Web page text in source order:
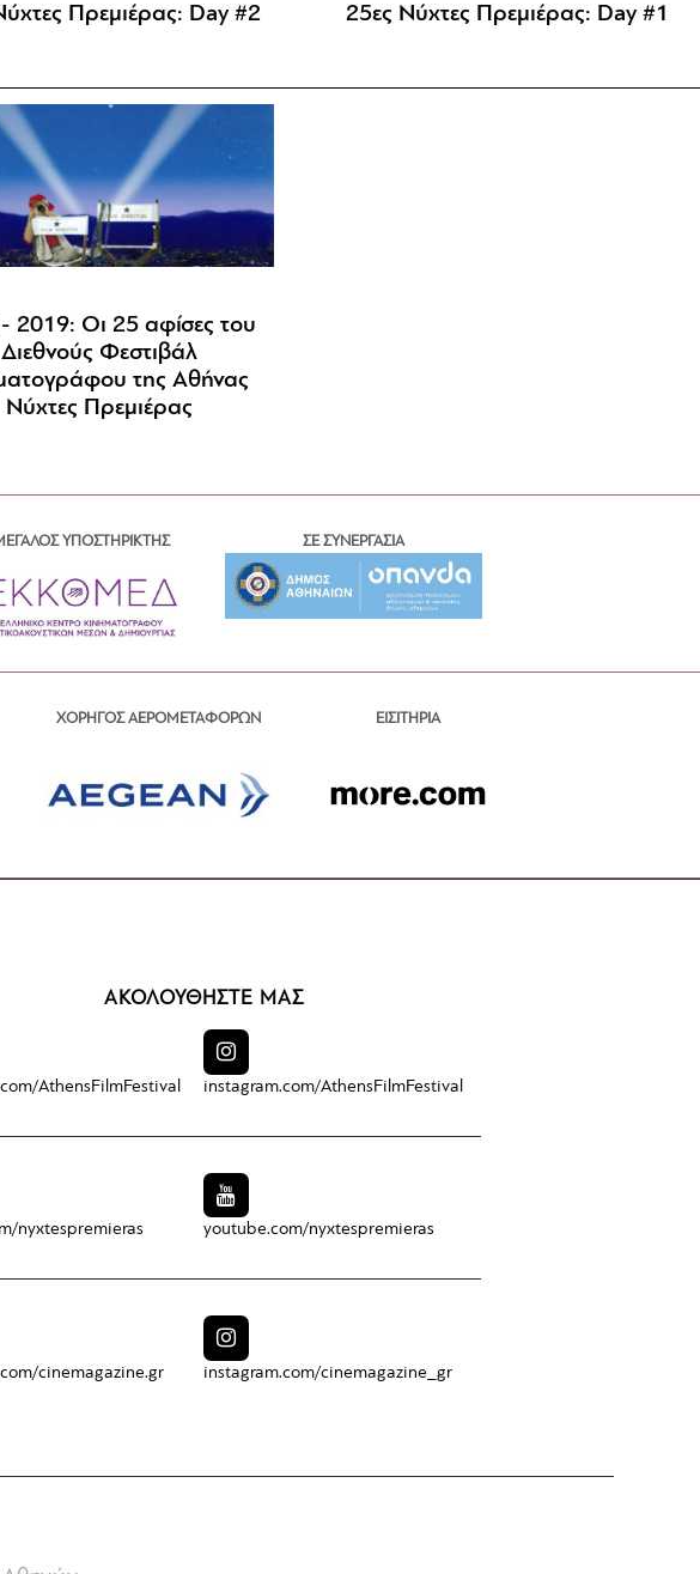
Πρεμιέρας: Day #2 25ες Νύχτες Πρεμιέρας: Day #1
2019: Οι 25 αφίσες του
Διεθνούς Φεστιβάλ
της Αθήνας
Νύχτες Πρεμιέρας
ΥΠΟΣΤΗΡΙΚΤΗΣ ΣΕ ΣΥΝΕΡΓΑΣΙΑ
ΧΟΡΗΓΟΣ ΑΕΡΟΜΕΤΑΦΟΡΩΝ ΕΙΣΙΤΗΡΙΑ
ΑΚΟΛΟΥΘΗΣΤΕ ΜΑΣ
AthensFilmFestival
nyxtespremieras
cinemagazine.gr
instagram.com/AthensFilmFestival
youtube.com/nyxtespremieras
instagram.com/cinemagazine_gr